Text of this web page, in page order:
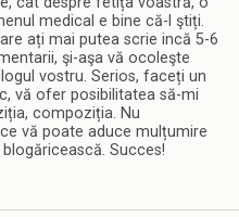
medical e bine că-l ştiți.
ați mai putea scrie incă 5-6
şi-aşa vă ocoleşte
vostru. Serios, faceți un
vă ofer posibilitatea să-mi
compoziția. Nu
vă poate aduce mulțumire
Succes!